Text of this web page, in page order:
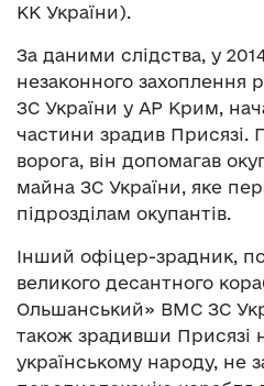
КК України).
За даними слідства, у
незаконного захоплення
ЗС України у АР Крим,
частини зрадив Присязі.
ворога, він допомагав
майна ЗС України, яке
підрозділам окупантів.
Інший офіцер-зрадник,
великого десантного
Ольшанський» ВМС ЗС
також зрадивши Присязі
українському народу, не